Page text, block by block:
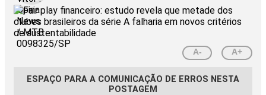
A- A+
ESPAÇO PARA A COMUNICAÇÃO DE ERROS NESTA
POSTAGEM